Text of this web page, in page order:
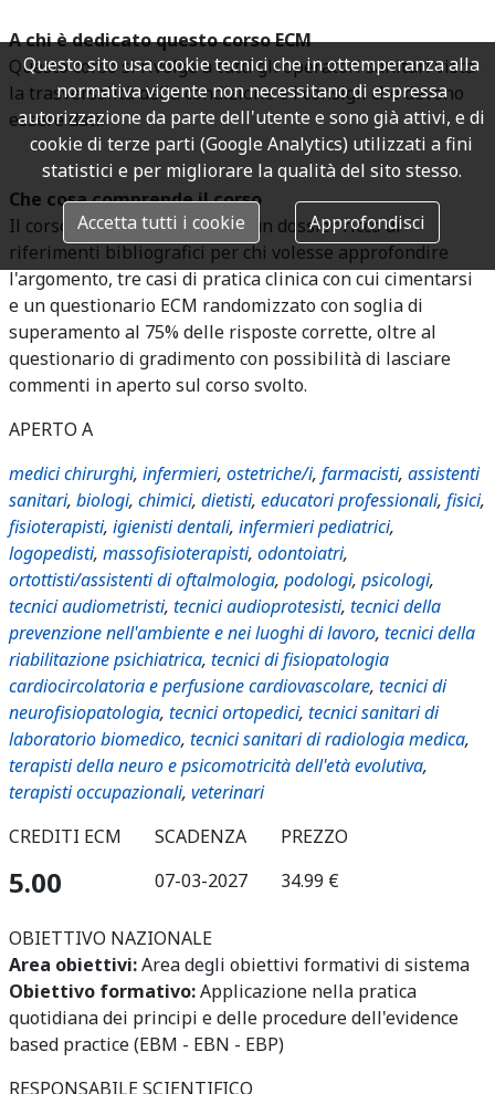
A chi è dedicato questo corso ECM
Questo corso si rivolge a tutti gli operatori sanitari vista
la trasversalità della condizione e i consigli che devono
essere dati.
Che cosa comprende il corso
Il corso FAD ECM comprende un dossier ricco di
riferimenti bibliografici per chi volesse approfondire
l'argomento, tre casi di pratica clinica con cui cimentarsi
e un questionario ECM randomizzato con soglia di
superamento al 75% delle risposte corrette, oltre al
questionario di gradimento con possibilità di lasciare
commenti in aperto sul corso svolto.
APERTO A
medici chirurghi, infermieri, ostetriche/i, farmacisti, assistenti
sanitari, biologi, chimici, dietisti, educatori professionali, fisici,
fisioterapisti, igienisti dentali, infermieri pediatrici,
logopedisti, massofisioterapisti, odontoiatri,
ortottisti/assistenti di oftalmologia, podologi, psicologi,
tecnici audiometristi, tecnici audioprotesisti, tecnici della
prevenzione nell'ambiente e nei luoghi di lavoro, tecnici della
riabilitazione psichiatrica, tecnici di fisiopatologia
cardiocircolatoria e perfusione cardiovascolare, tecnici di
neurofisiopatologia, tecnici ortopedici, tecnici sanitari di
laboratorio biomedico, tecnici sanitari di radiologia medica,
terapisti della neuro e psicomotricità dell'età evolutiva,
terapisti occupazionali, veterinari
CREDITI ECM
5.00
SCADENZA
07-03-2027
PREZZO
34.99 €
OBIETTIVO NAZIONALE
Area obiettivi:Area degli obiettivi formativi di sistema
Obiettivo formativo:Applicazione nella pratica
quotidiana dei principi e delle procedure dell'evidence
based practice (EBM - EBN - EBP)
RESPONSABILE SCIENTIFICO
Questo sito usa cookie tecnici che in ottemperanza alla
normativa vigente non necessitano di espressa
autorizzazione da parte dell'utente e sono già attivi, e di
cookie di terze parti (Google Analytics) utilizzati a fini
statistici e per migliorare la qualità del sito stesso.
Accetta tutti i cookie Approfondisci